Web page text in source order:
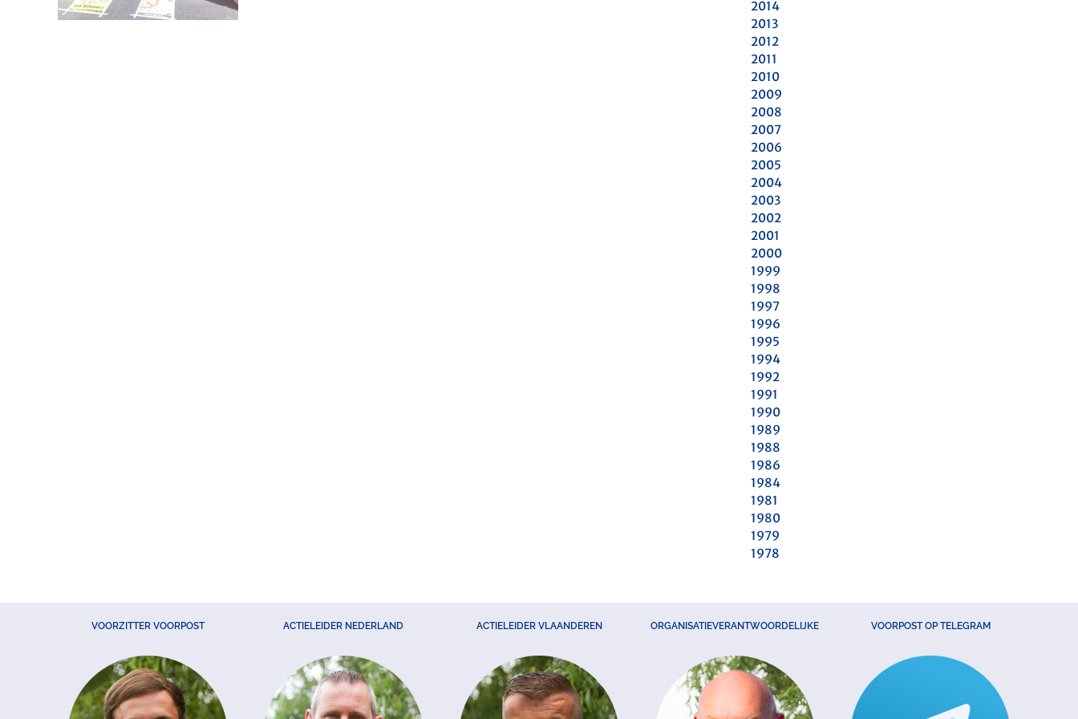
2014
2013
2012
2011
2010
2009
2008
2007
2006
2005
2004
2003
2002
2001
2000
1999
1998
1997
1996
1995
1994
1992
1991
1990
1989
1988
1986
1984
1981
1980
1979
1978
VOORZITTER VOORPOST ACTIELEIDER NEDERLAND ACTIELEIDER VLAANDEREN ORGANISATIEVERANTWOORDELIJKE VOORPOST OP TELEGRAM